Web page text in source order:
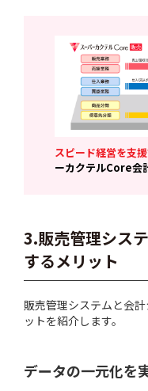
スピード経営を支
ーカクテルCore会
3.販売管理シス
するメリット
販売管理システムと会
ットを紹介します。
データの一元化を